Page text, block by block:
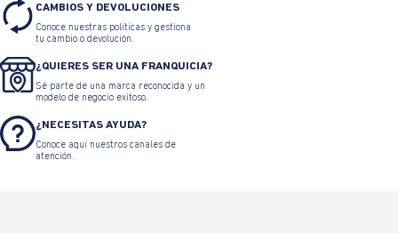
CAMBIOS Y DEVOLUCIONES
Conoce nuestras políticas y gestiona
tu cambio o devolución.
¿QUIERES SER UNA FRANQUICIA?
Sé parte de una marca reconocida y un
modelo de negocio exitoso.
¿NECESITAS AYUDA?
Conoce aquí nuestros canales de
atención.